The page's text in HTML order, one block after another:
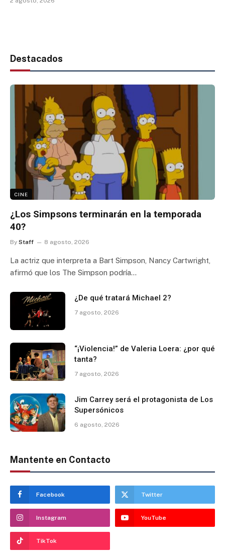
Destacados
CINE
¿Los Simpsons terminarán en la temporada
40?
By Staff 8 agosto, 2026
La actriz que interpreta a Bart Simpson, Nancy Cartwright,
afirmó que los The Simpson podría…
¿De qué tratará Michael 2?
7 agosto, 2026
“¡Violencia!” de Valeria Loera: ¿por qué
tanta?
7 agosto, 2026
Jim Carrey será el protagonista de Los
Supersónicos
6 agosto, 2026
Mantente en Contacto
Facebook Twitter
Instagram YouTube
TikTok